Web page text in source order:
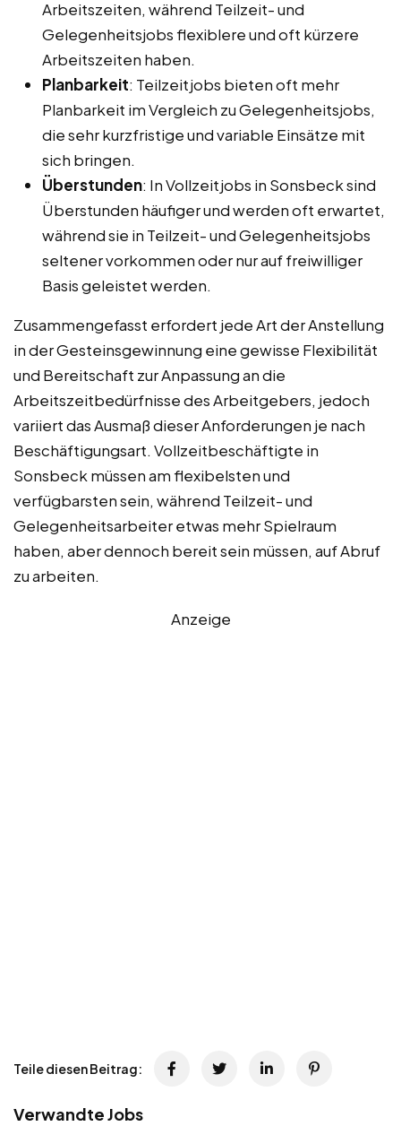
Arbeitszeiten, während Teilzeit- und
Gelegenheitsjobs flexiblere und oft kürzere
Arbeitszeiten haben.
Planbarkeit: Teilzeitjobs bieten oft mehr
Planbarkeit im Vergleich zu Gelegenheitsjobs,
die sehr kurzfristige und variable Einsätze mit
sich bringen.
Überstunden: In Vollzeitjobs in Sonsbeck sind
Überstunden häufiger und werden oft erwartet,
während sie in Teilzeit- und Gelegenheitsjobs
seltener vorkommen oder nur auf freiwilliger
Basis geleistet werden.
Zusammengefasst erfordert jede Art der Anstellung
in der Gesteinsgewinnung eine gewisse Flexibilität
und Bereitschaft zur Anpassung an die
Arbeitszeitbedürfnisse des Arbeitgebers, jedoch
variiert das Ausmaß dieser Anforderungen je nach
Beschäftigungsart. Vollzeitbeschäftigte in
Sonsbeck müssen am flexibelsten und
verfügbarsten sein, während Teilzeit- und
Gelegenheitsarbeiter etwas mehr Spielraum
haben, aber dennoch bereit sein müssen, auf Abruf
zu arbeiten.
Anzeige
Teile diesen Beitrag:
Verwandte Jobs